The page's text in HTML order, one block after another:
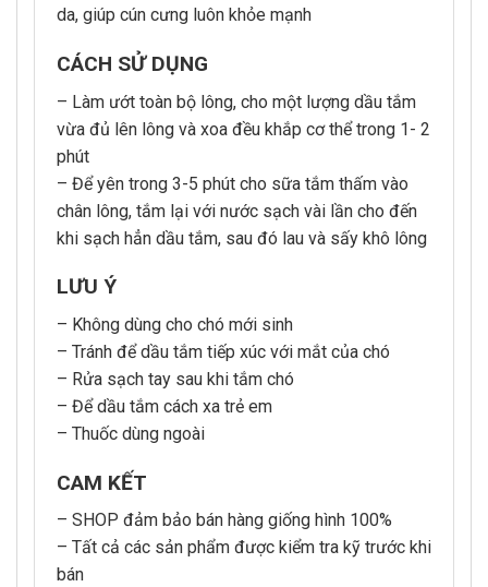
da, giúp cún cưng luôn khỏe mạnh
CÁCH SỬ DỤNG
– Làm ướt toàn bộ lông, cho một lượng dầu tắm
vừa đủ lên lông và xoa đều khắp cơ thể trong 1- 2
phút
– Để yên trong 3-5 phút cho sữa tắm thấm vào
chân lông, tắm lại với nước sạch vài lần cho đến
khi sạch hẳn dầu tắm, sau đó lau và sấy khô lông
LƯU Ý
– Không dùng cho chó mới sinh
– Tránh để dầu tắm tiếp xúc với mắt của chó
– Rửa sạch tay sau khi tắm chó
– Để dầu tắm cách xa trẻ em
– Thuốc dùng ngoài
CAM KẾT
– SHOP đảm bảo bán hàng giống hình 100%
– Tất cả các sản phẩm được kiểm tra kỹ trước khi
bán